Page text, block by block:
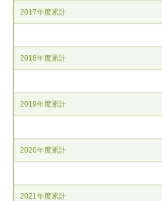
2017年度累計
2018年度累計
2019年度累計
2020年度累計
2021年度累計